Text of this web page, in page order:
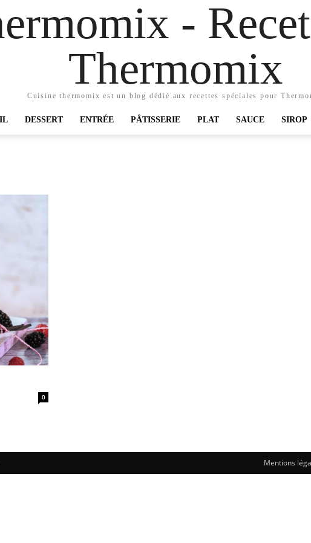
-
Thermomix
Cuisine thermomix est un blog dédié aux recettes spéciales pour
DESSERT ENTRÉE PÂTISSERIE PLAT SAUCE SIROP
0
Mentions